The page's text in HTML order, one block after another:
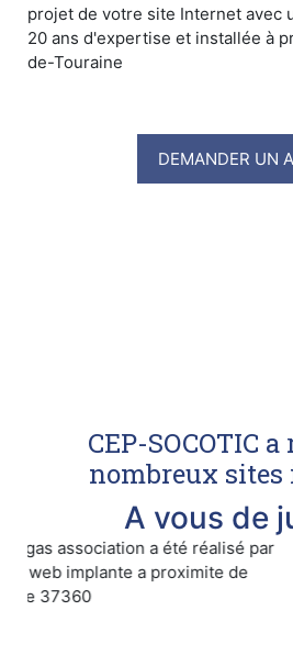
projet de votre site Internet avec
20 ans d'expertise et installée à
de-Touraine
DEMANDER UN
CEP-SOCOTIC
nombreux sites
A vous de